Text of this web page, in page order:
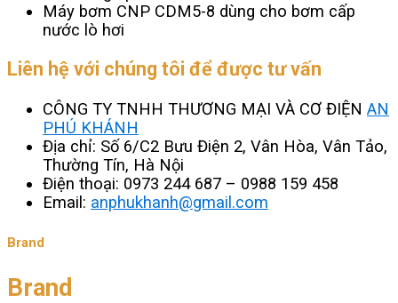
Máy bơm CNP CDM5-8 dùng cho bơm cấp
nước lò hơi
Liên hệ với chúng tôi để được tư vấn
CÔNG TY TNHH THƯƠNG MẠI VÀ CƠ ĐIỆN AN
PHÚ KHÁNH
Địa chỉ: Số 6/C2 Bưu Điện 2, Vân Hòa, Vân Tảo,
Thường Tín, Hà Nội
Điện thoại: 0973 244 687 – 0988 159 458
Email: anphukhanh@gmail.com
Brand
Brand